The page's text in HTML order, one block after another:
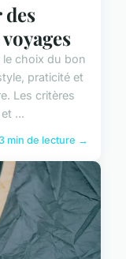
choix du bon
praticité et
Les critères
...
3 min de lecture →